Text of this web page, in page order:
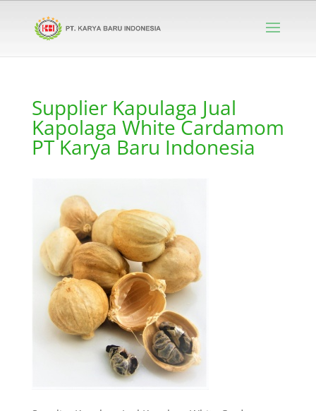
Supplier Kapulaga Jual
Kapolaga White Cardamom
PT Karya Baru Indonesia